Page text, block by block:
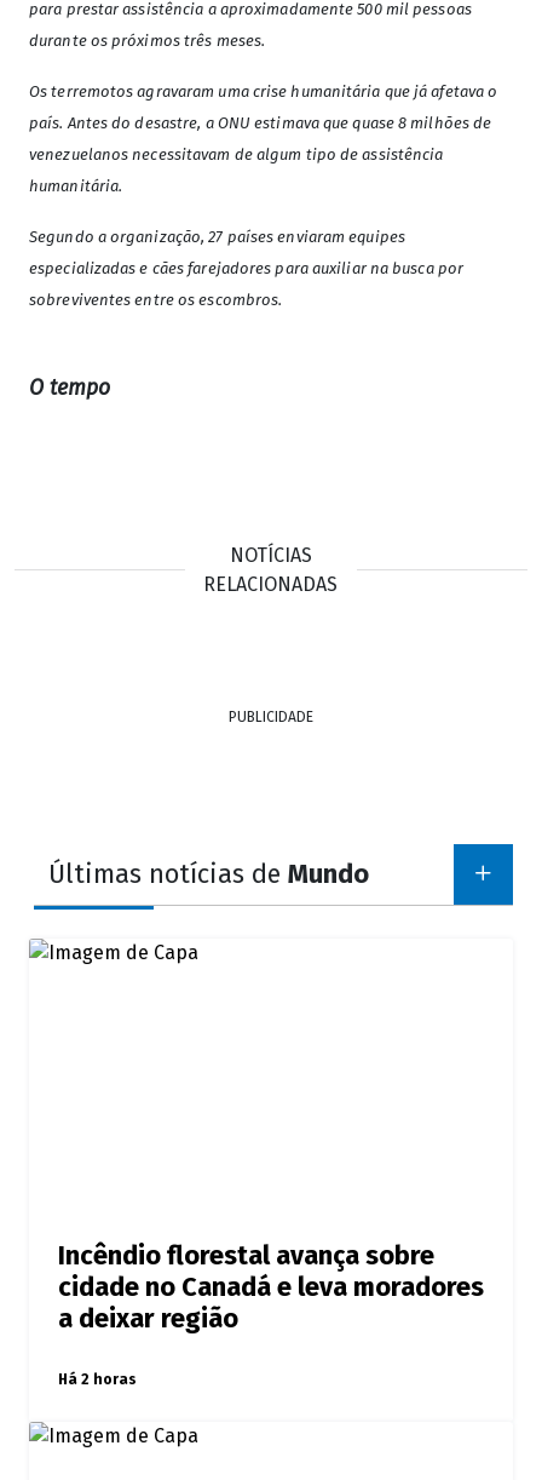
para prestar assistência a aproximadamente 500 mil pessoas
durante os próximos três meses.
Os terremotos agravaram uma crise humanitária que já afetava o
país. Antes do desastre, a ONU estimava que quase 8 milhões de
venezuelanos necessitavam de algum tipo de assistência
humanitária.
Segundo a organização, 27 países enviaram equipes
especializadas e cães farejadores para auxiliar na busca por
sobreviventes entre os escombros.
O tempo
NOTÍCIAS
RELACIONADAS
PUBLICIDADE
Últimas notícias de Mundo
Incêndio florestal avança sobre
cidade no Canadá e leva moradores
a deixar região
Há 2 horas